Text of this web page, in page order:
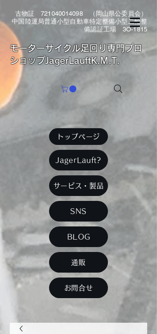
古物証721040014098（岡山県公委員会）
中国陸運局普通小型自動車特定整備小型二輪整
備認証工場 3O-1815
​モーターサイクル足回り専門プロ
ショップJagerLauftK.M.T.
トップページ
JagerLauft?
サービス・製品
SNS
BLOG
通販
お問合せ